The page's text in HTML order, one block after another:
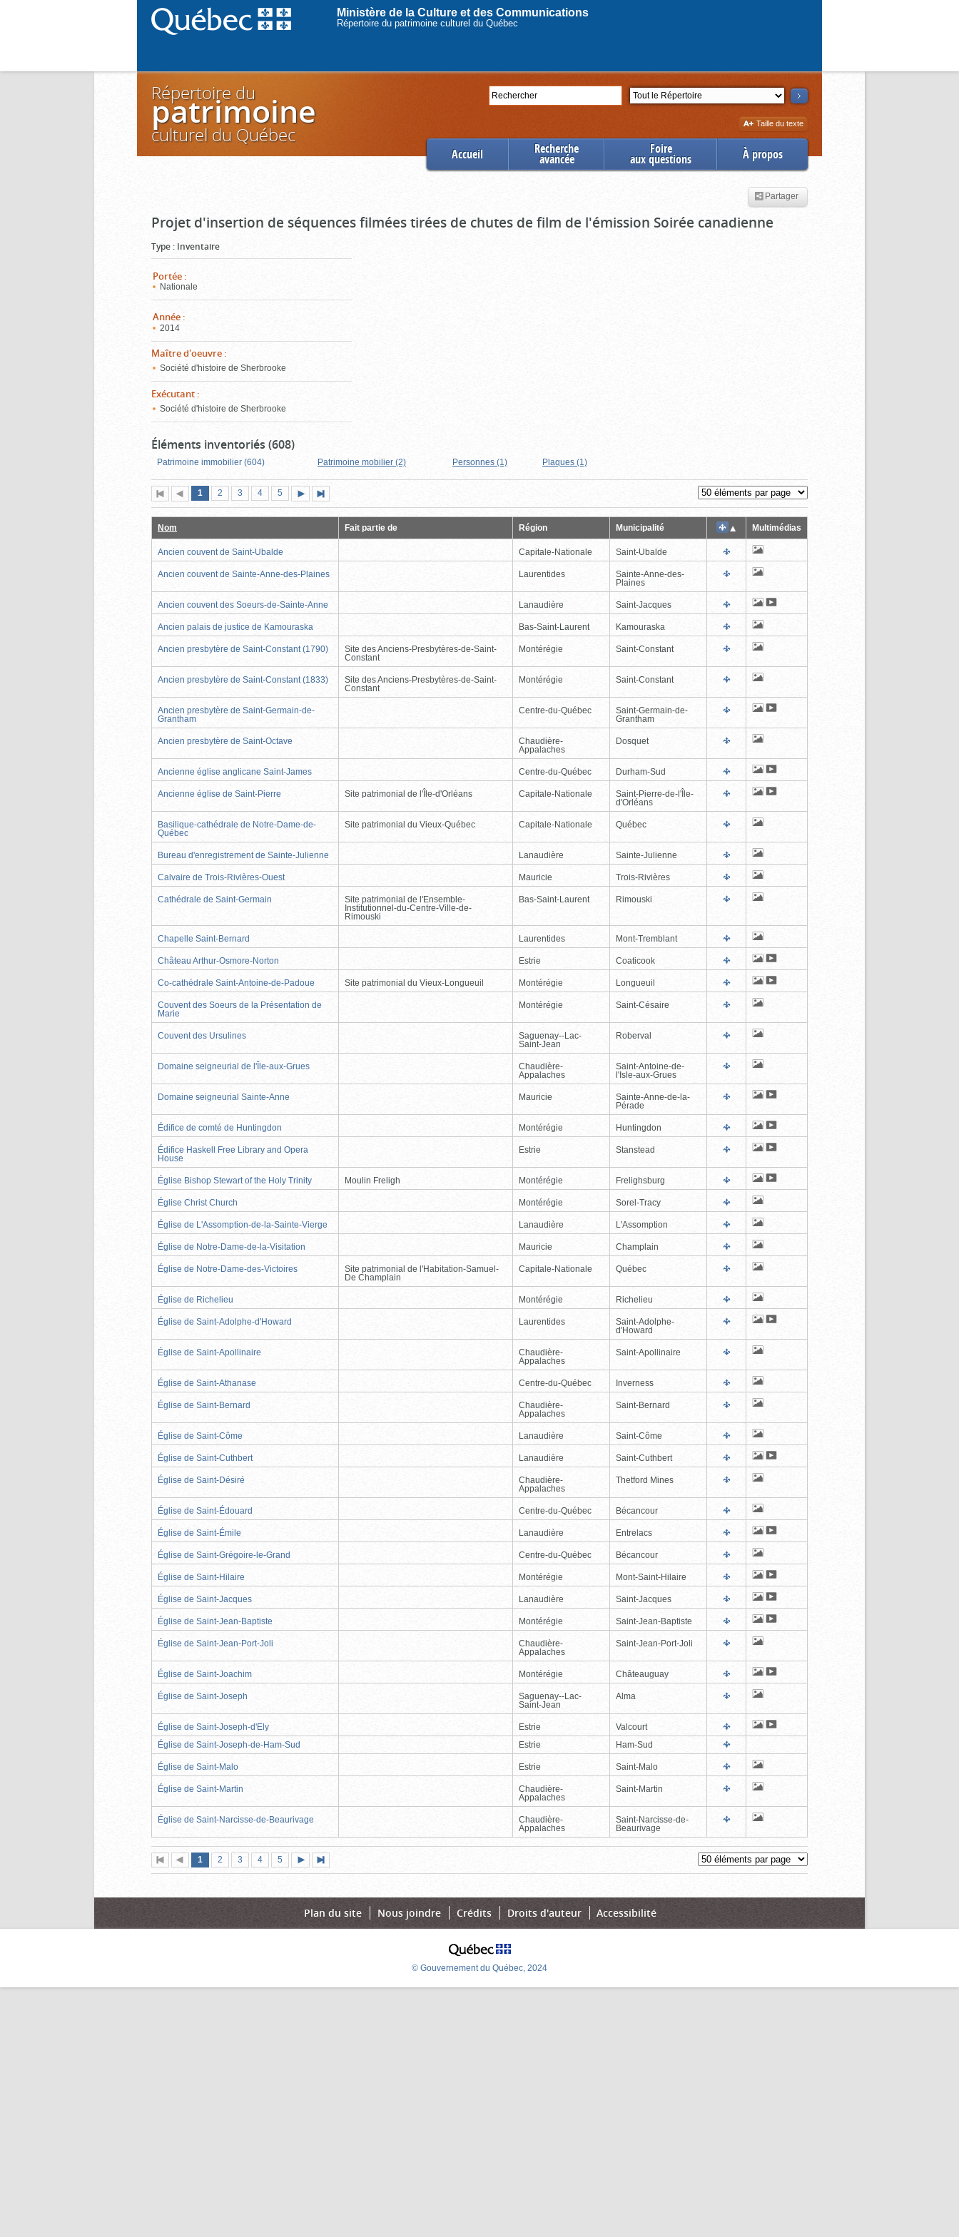
Ministère de la Culture et des Communications
Répertoire du patrimoine culturel du Québec
Rechercher Section
Augmenter
la
Taille du texte
Répertoire du
patrimoine
culturel du Québec
Accueil Recherche
avancée
Foire
aux questions À propos
Partager
Projet d'insertion de séquences filmées tirées de chutes de film de l'émission Soirée canadienne
Type : Inventaire
Portée :
Nationale
Année :
2014
Maître d'oeuvre :
Société d'histoire de Sherbrooke
Exécutant :
Société d'histoire de Sherbrooke
Éléments inventoriés (608)
Patrimoine immobilier (604) Patrimoine mobilier (2) Personnes (1) Plaques (1)
Première
page
Page
précédente
Page
1 (page
actuelle)
Page
2 Page
3 Page
4 Page
5
suivante
page
Nom Fait partie de Région Municipalité Multimédias
Ancien couvent de Saint-Ubalde Capitale-Nationale Saint-Ubalde
Ancien couvent de Sainte-Anne-des-Plaines Laurentides
Sainte-Anne-des-
Plaines
Ancien couvent des Soeurs-de-Sainte-Anne Lanaudière Saint-Jacques
Ancien palais de justice de Kamouraska Bas-Saint-Laurent Kamouraska
Ancien presbytère de Saint-Constant (1790)
Site des Anciens-Presbytères-de-Saint-
Constant
Montérégie Saint-Constant
Ancien presbytère de Saint-Constant (1833)
Site des Anciens-Presbytères-de-Saint-
Constant
Montérégie Saint-Constant
Ancien presbytère de Saint-Germain-de-
Grantham
Centre-du-Québec
Saint-Germain-de-
Grantham
Ancien presbytère de Saint-Octave
Chaudière-
Appalaches
Dosquet
Ancienne église anglicane Saint-James Centre-du-Québec Durham-Sud
Ancienne église de Saint-Pierre Site patrimonial de l'Île-d'Orléans Capitale-Nationale
Saint-Pierre-de-l'Île-
d'Orléans
Basilique-cathédrale de Notre-Dame-de-
Québec
Site patrimonial du Vieux-Québec Capitale-Nationale Québec
Bureau d'enregistrement de Sainte-Julienne Lanaudière Sainte-Julienne
Calvaire de Trois-Rivières-Ouest Mauricie Trois-Rivières
Cathédrale de Saint-Germain
Site patrimonial de l'Ensemble-
Institutionnel-du-Centre-Ville-de-
Rimouski
Bas-Saint-Laurent Rimouski
Chapelle Saint-Bernard Laurentides Mont-Tremblant
Château Arthur-Osmore-Norton Estrie Coaticook
Co-cathédrale Saint-Antoine-de-Padoue Site patrimonial du Vieux-Longueuil Montérégie Longueuil
Couvent des Soeurs de la Présentation de
Marie
Montérégie Saint-Césaire
Couvent des Ursulines
Saguenay--Lac-
Saint-Jean
Roberval
Domaine seigneurial de l'Île-aux-Grues
Chaudière-
Appalaches
Saint-Antoine-de-
l'Isle-aux-Grues
Domaine seigneurial Sainte-Anne Mauricie
Sainte-Anne-de-la-
Pérade
Édifice de comté de Huntingdon Montérégie Huntingdon
Édifice Haskell Free Library and Opera
House
Estrie Stanstead
Église Bishop Stewart of the Holy Trinity Moulin Freligh Montérégie Frelighsburg
Église Christ Church Montérégie Sorel-Tracy
Église de L'Assomption-de-la-Sainte-Vierge Lanaudière L'Assomption
Église de Notre-Dame-de-la-Visitation Mauricie Champlain
Église de Notre-Dame-des-Victoires
Site patrimonial de l'Habitation-Samuel-
De Champlain
Capitale-Nationale Québec
Église de Richelieu Montérégie Richelieu
Église de Saint-Adolphe-d'Howard Laurentides
Saint-Adolphe-
d'Howard
Église de Saint-Apollinaire
Chaudière-
Appalaches
Saint-Apollinaire
Église de Saint-Athanase Centre-du-Québec Inverness
Église de Saint-Bernard
Chaudière-
Appalaches
Saint-Bernard
Église de Saint-Côme Lanaudière Saint-Côme
Église de Saint-Cuthbert Lanaudière Saint-Cuthbert
Église de Saint-Désiré
Chaudière-
Appalaches
Thetford Mines
Église de Saint-Édouard Centre-du-Québec Bécancour
Église de Saint-Émile Lanaudière Entrelacs
Église de Saint-Grégoire-le-Grand Centre-du-Québec Bécancour
Église de Saint-Hilaire Montérégie Mont-Saint-Hilaire
Église de Saint-Jacques Lanaudière Saint-Jacques
Église de Saint-Jean-Baptiste Montérégie Saint-Jean-Baptiste
Église de Saint-Jean-Port-Joli
Chaudière-
Appalaches
Saint-Jean-Port-Joli
Église de Saint-Joachim Montérégie Châteauguay
Église de Saint-Joseph
Saguenay--Lac-
Saint-Jean
Alma
Église de Saint-Joseph-d'Ely Estrie
Valcourt
Église de Saint-Joseph-de-Ham-Sud
Estrie Ham-Sud
Église de Saint-Malo Estrie Saint-Malo
Église de Saint-Martin
Chaudière-
Appalaches
Saint-Martin
Église de Saint-Narcisse-de-Beaurivage
Chaudière-
Appalaches
Saint-Narcisse-de-
Beaurivage
Première
page
Page
précédente
Page
1 (page
actuelle)
Page
2 Page
3 Page
4 Page
5
suivante
page
Plan du site Nous joindre Crédits Droits d'auteur Accessibilité
© Gouvernement du Québec, 2024